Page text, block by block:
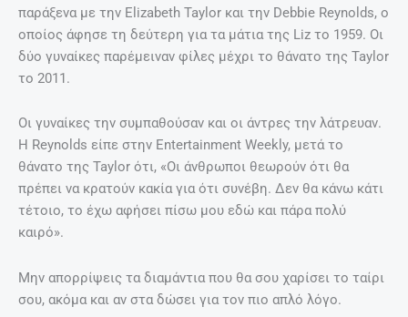
παράξενα με την Elizabeth Taylor και την Debbie Reynolds, ο
οποίος άφησε τη δεύτερη για τα μάτια της Liz το 1959. Οι
δύο γυναίκες παρέμειναν φίλες μέχρι το θάνατο της Taylor
το 2011.
Οι γυναίκες την συμπαθούσαν και οι άντρες την λάτρευαν.
Η Reynolds είπε στην Entertainment Weekly, μετά το
θάνατο της Taylor ότι, «Οι άνθρωποι θεωρούν ότι θα
πρέπει να κρατούν κακία για ότι συνέβη. Δεν θα κάνω κάτι
τέτοιο, το έχω αφήσει πίσω μου εδώ και πάρα πολύ
καιρό».
Μην απορρίψεις τα διαμάντια που θα σου χαρίσει το ταίρι
σου, ακόμα και αν στα δώσει για τον πιο απλό λόγο.